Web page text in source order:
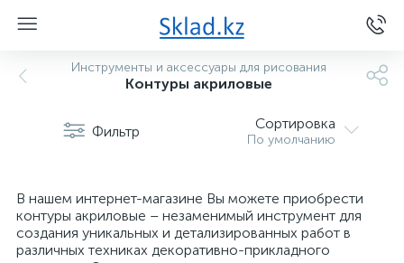
Инструменты и аксессуары для рисования
Контуры акриловые
Фильтр Сортировка
По умолчанию
В нашем интернет-магазине Вы можете приобрести
контуры акриловые – незаменимый инструмент для
создания уникальных и детализированных работ в
различных техниках декоративно-прикладного